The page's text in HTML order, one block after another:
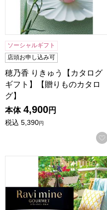
ソーシャルギフト
店頭お申し込み可
穂乃香 りきゅう【カタログ
ギフト】【贈りものカタロ
グ】
本体 4,900円
税込 5,390円
ラヴィマイン イエロー＆